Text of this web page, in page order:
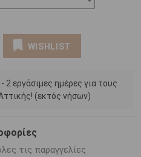
WISHLIST
2 εργάσιμες ημέρες για τους
(εκτός νήσων)
τις παραγγελίες